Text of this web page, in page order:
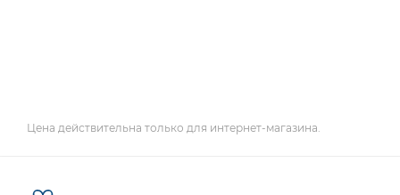
Цена действительна только для интернет-магазина.